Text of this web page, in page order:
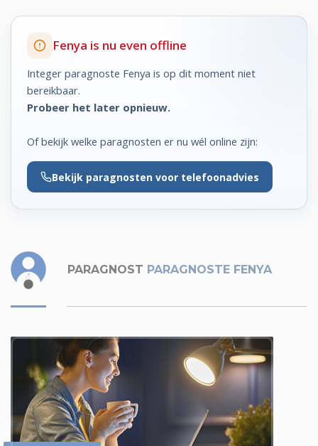
Fenya is nu even offline
Integer paragnoste Fenya is op dit moment niet
bereikbaar.
Probeer het later opnieuw.
Of bekijk welke paragnosten er nu wél online zijn:
Bekijk paragnosten voor telefoonadvies
PARAGNOST PARAGNOSTE FENYA